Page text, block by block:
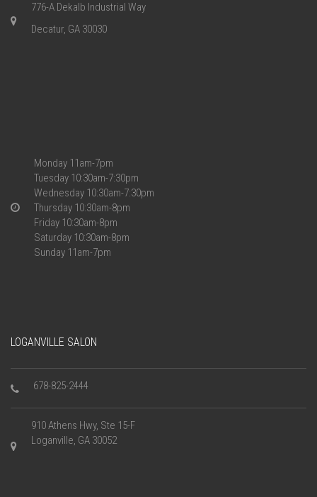
776-A Dekalb Industrial Way
Decatur, GA 30030
Monday 11am-7pm
Tuesday 10:30am-7:30pm
Wednesday 10:30am-7:30pm
Thursday 10:30am-8pm
Friday 10:30am-8pm
Saturday 10:30am-8pm
Sunday 11am-7pm
LOGANVILLE SALON
678-825-2444
910 Athens Hwy, Ste 15-F
Loganville, GA 30052